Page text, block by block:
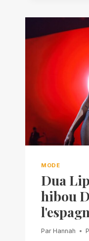
MODE
Dua
hibou
Par Hannah